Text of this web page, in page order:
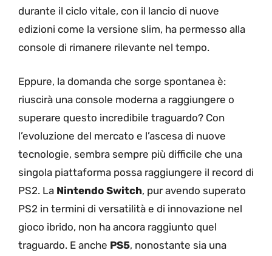
durante il ciclo vitale, con il lancio di nuove
edizioni come la versione slim, ha permesso alla
console di rimanere rilevante nel tempo.
Eppure, la domanda che sorge spontanea è:
riuscirà una console moderna a raggiungere o
superare questo incredibile traguardo? Con
l’evoluzione del mercato e l’ascesa di nuove
tecnologie, sembra sempre più difficile che una
singola piattaforma possa raggiungere il record di
PS2. La Nintendo Switch, pur avendo superato
PS2 in termini di versatilità e di innovazione nel
gioco ibrido, non ha ancora raggiunto quel
traguardo. E anche PS5, nonostante sia una